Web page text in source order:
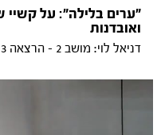
"ערים בלילה": על קשיי
ואובדנות
דניאל לוי: מושב 2 - הרצאה 3